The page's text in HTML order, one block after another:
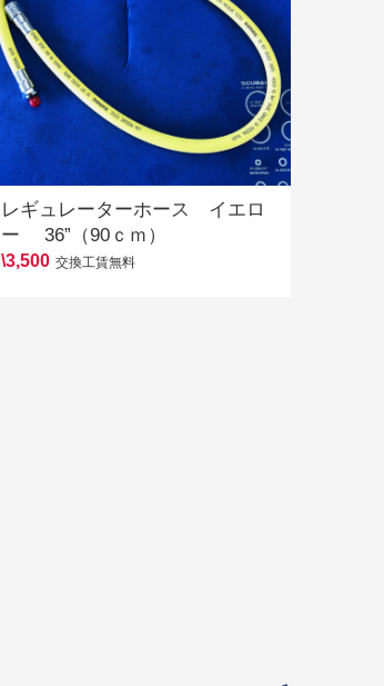
レギュレーターホース イエロ
ー 36”（90ｃｍ）
\3,500 交換工賃無料